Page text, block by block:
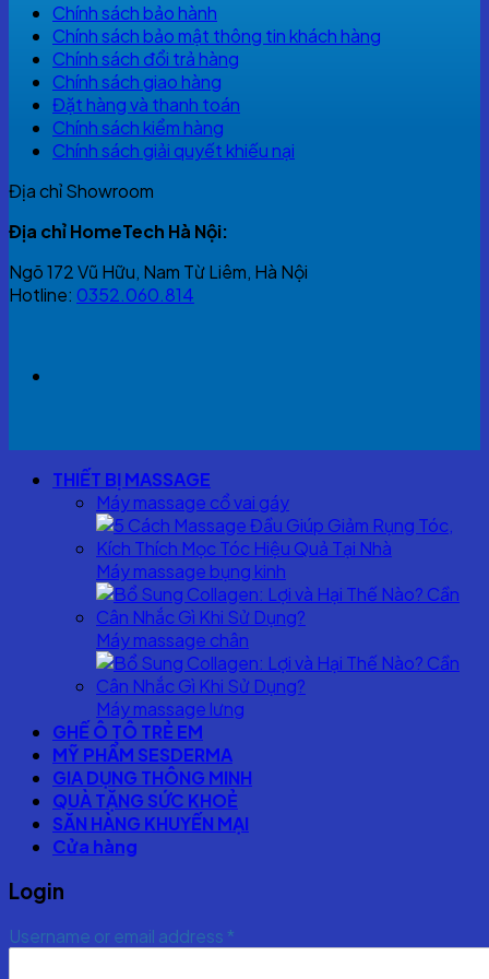
Chính sách bảo hành
Chính sách bảo mật thông tin khách hàng
Chính sách đổi trả hàng
Chính sách giao hàng
Đặt hàng và thanh toán
Chính sách kiểm hàng
Chính sách giải quyết khiếu nại
Địa chỉ Showroom
Địa chỉ HomeTech Hà Nội:
Ngõ 172 Vũ Hữu, Nam Từ Liêm, Hà Nội
Hotline: 0352.060.814
THIẾT BỊ MASSAGE
Máy massage cổ vai gáy
Máy massage bụng kinh
Máy massage chân
Máy massage lưng
GHẾ Ô TÔ TRẺ EM
MỸ PHẨM SESDERMA
GIA DỤNG THÔNG MINH
QUÀ TẶNG SỨC KHOẺ
SĂN HÀNG KHUYẾN MẠI
Cửa hàng
Login
Username or email address *